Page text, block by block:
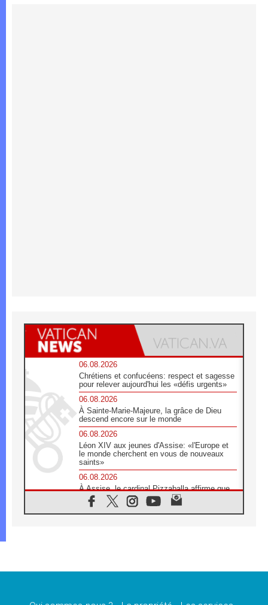
06.08.2026
Chrétiens et confucéens: respect et sagesse
pour relever aujourd'hui les «défis urgents»
06.08.2026
À Sainte-Marie-Majeure, la grâce de Dieu
descend encore sur le monde
06.08.2026
Léon XIV aux jeunes d'Assise: «l'Europe et
le monde cherchent en vous de nouveaux
saints»
06.08.2026
À Assise, le cardinal Pizzaballa affirme que
«les chrétiens veulent la paix»
06.08.2026
message de paix et de dignité humaine»